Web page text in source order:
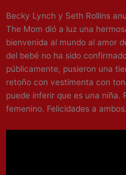
Becky Lynch y Seth Rollins
The Mom dió a luz una
bienvenida al mundo al amor
del bebé no ha sido
públicamente, pusieron una
retoño con vestimenta con
puede inferir que es una niña.
femenino. Felicidades a